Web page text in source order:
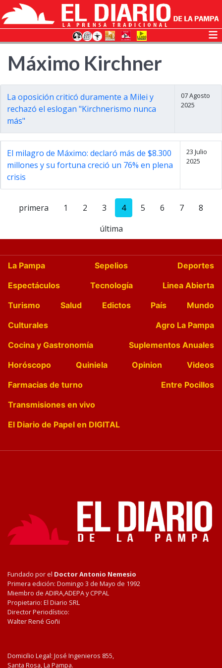
Máximo Kirchner
La oposición criticó duramente a Milei y
rechazó el eslogan "Kirchnerismo nunca
más"
07 Agosto
2025
El milagro de Máximo: declaró más de $8.300
millones y su fortuna creció un 76% en plena
crisis
23 Julio
2025
primera 1 2 3 4 5 6 7
8
última
La Pampa Sepelios
Deportes
Espectáculos
Tecnología
Linea Abierta
Turismo
Salud Edictos País
Mundo
Culturales
Agro La Pampa
Cocina y Gastronomía
Suplementos Anuales
Horóscopo
Quiniela Opinion
Videos
Farmacias de turno
Entre Pocillos
Transmisiones en vivo
El Diario de Papel en DIGITAL
Fundado por el Doctor Antonio Nemesio
Primera edición: Domingo 3 de Mayo de 1992
Miembro de ADIRA,ADEPA y CPPAL
Propietario: El Diario SRL
Director Periodístico:
Walter René Goñi
Domicilio Legal: José Ingenieros 855,
Santa Rosa, La Pampa.